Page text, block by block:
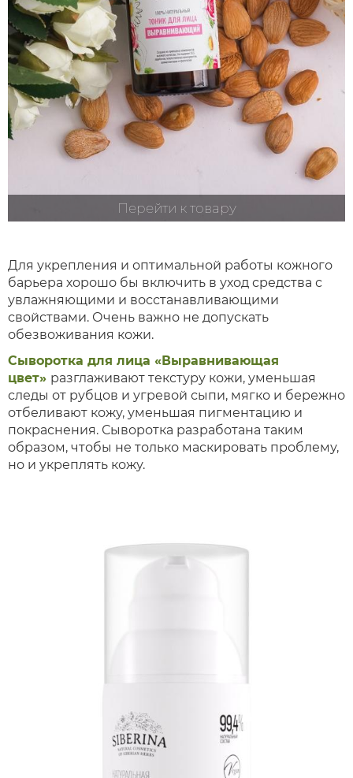
Перейти к товару
Для укрепления и оптимальной работы кожного
барьера хорошо бы включить в уход средства с
увлажняющими и восстанавливающими
свойствами. Очень важно не допускать
обезвоживания кожи.
Сыворотка для лица «Выравнивающая
цвет» разглаживают текстуру кожи, уменьшая
следы от рубцов и угревой сыпи, мягко и бережно
отбеливают кожу, уменьшая пигментацию и
покраснения. Сыворотка разработана таким
образом, чтобы не только маскировать проблему,
но и укреплять кожу.